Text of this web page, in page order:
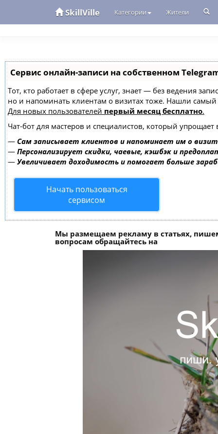
SkillVille Категории Жители
Сервис онлайн-записи на собственном
Тот, кто работает в сфере услуг, знает — без ведения
но и напоминать клиентам о визитах тоже. Нашли
Для новых пользователей первый месяц бесплатно.
Чат-бот для мастеров и специалистов, который упрощает
— Сам записывает клиентов и напоминает им о
— Персонализирует скидки, чаевые, кэшбэк и
— Увеличивает доходимость и помогает больше
Начать пользоваться
сервисом
Мы размещаем рекламу в статьях,
вопросам обращайтесь на